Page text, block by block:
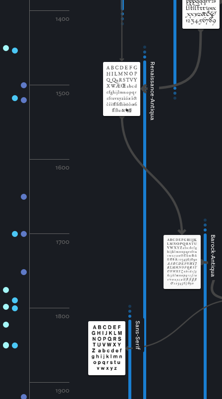
1400
1500
1600
1700
1800
1900
Renaissance-Antiqua
Barock-Antiqua
Sans-Serif